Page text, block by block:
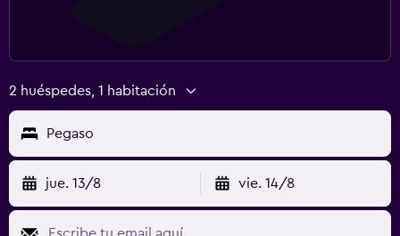
2 huéspedes, 1 habitación
Pegaso
jue. 13/8 vie. 14/8